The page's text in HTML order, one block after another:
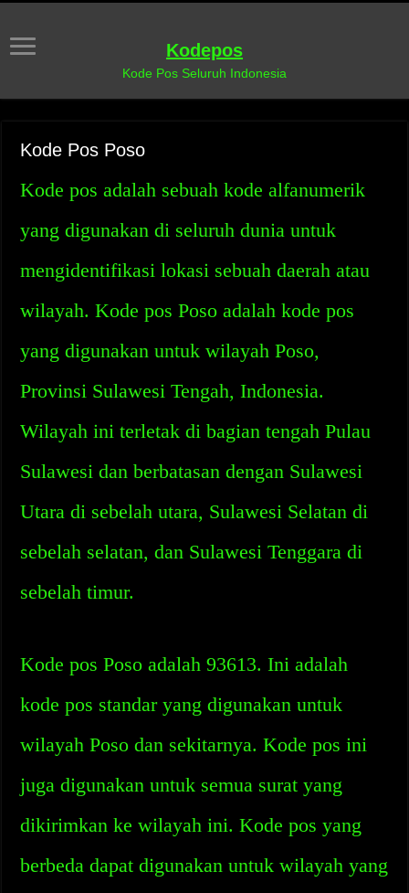
Kodepos
Kode Pos Seluruh Indonesia
Kode Pos Poso
Kode pos adalah sebuah kode alfanumerik
yang digunakan di seluruh dunia untuk
mengidentifikasi lokasi sebuah daerah atau
wilayah. Kode pos Poso adalah kode pos
yang digunakan untuk wilayah Poso,
Provinsi Sulawesi Tengah, Indonesia.
Wilayah ini terletak di bagian tengah Pulau
Sulawesi dan berbatasan dengan Sulawesi
Utara di sebelah utara, Sulawesi Selatan di
sebelah selatan, dan Sulawesi Tenggara di
sebelah timur.
Kode pos Poso adalah 93613. Ini adalah
kode pos standar yang digunakan untuk
wilayah Poso dan sekitarnya. Kode pos ini
juga digunakan untuk semua surat yang
dikirimkan ke wilayah ini. Kode pos yang
berbeda dapat digunakan untuk wilayah yang